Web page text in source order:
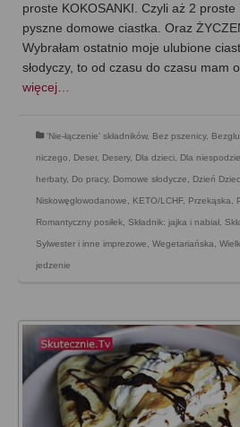
proste KOKOSANKI. Czyli aż 2
pyszne domowe ciastka. Oraz
Wybrałam ostatnio moje ulubione
słodyczy, to od czasu do czasu mam
więcej…
'Nie-łączenie' składników, Bez pszenicy,
niczego, Deser, Desery, Dla dzieci, Dla
herbaty, Do pracy, Domowe słodycze, Dzień
Niskowęglowodanowe, KETO/LCHF, Przekąska,
Romantyczny posiłek, Składnik: jajka i nabiał,
Sylwester i inne imprezowe, Wegetariańska,
jedzenie